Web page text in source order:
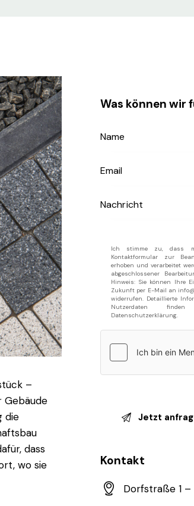
–
Gebäude
die
dass
wo sie
Was können wir
Ich stimme zu, dass
Kontaktformular zur
erhoben und verarbeitet
abgeschlossener
Hinweis: Sie können Ihre
Zukunft per E-Mail an
widerrufen. Detaillierte
Nutzerdaten
Datenschutzerklärung.
Kontakt
Dorfstraße 1